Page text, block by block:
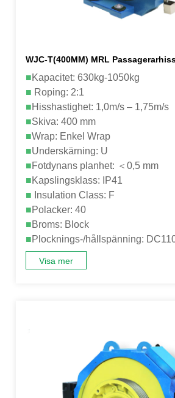
WJC-T(400MM) MRL
■Kapacitet: 630kg-1050kg
■ Roping: 2:1
■Hisshastighet: 1,0m/s – 1,75m/s
■Skiva: 400 mm
■Wrap: Enkel Wrap
■Underskärning: U
■Fotdynans planhet: ＜0,5 mm
■Kapslingsklass: IP41
■ Insulation Class: F
■Polacker: 40
■Broms: Block
■Plocknings-/hållspänning:
Visa mer